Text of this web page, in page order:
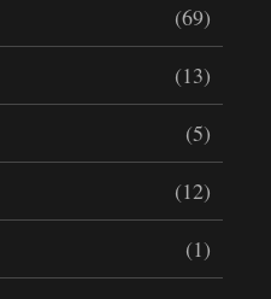
(69)
(13)
(5)
(12)
(1)